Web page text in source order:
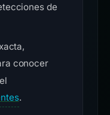
de
conocer
.